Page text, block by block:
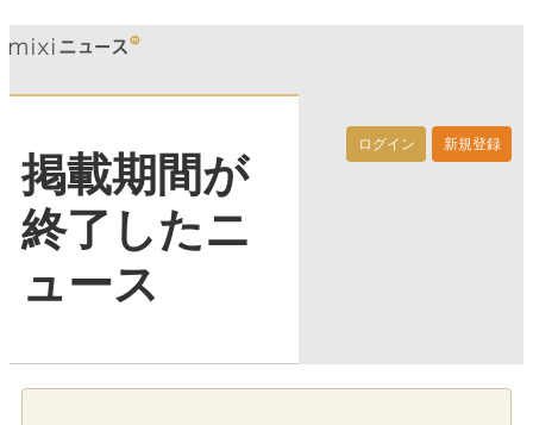
ログイン 新規登録
掲載期間が
終了したニ
ュース